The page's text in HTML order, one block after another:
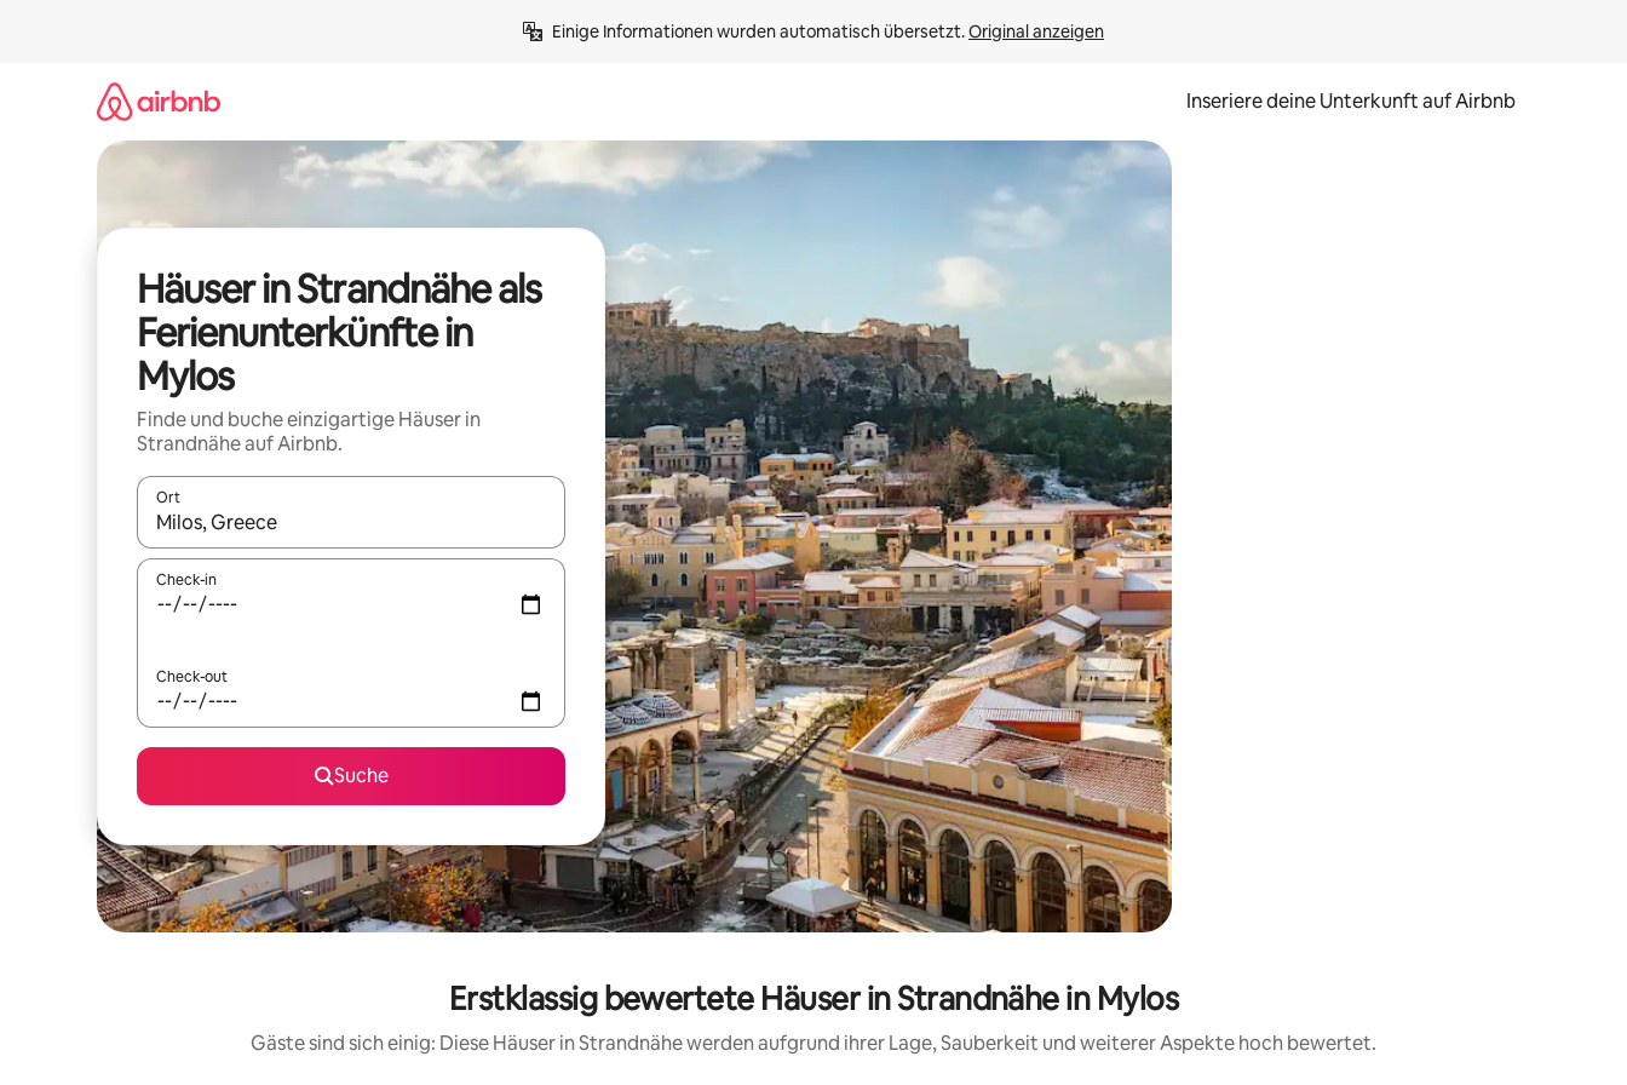
Einige Informationen wurden automatisch übersetzt. Original anzeigen
Inseriere deine Unterkunft auf Airbnb
Häuser in Strandnähe als
Ferienunterkünfte in
Mylos
Finde und buche einzigartige Häuser in
Strandnähe auf Airbnb.
Ort
Wenn Ergebnisse verfügbar sind, navigiere mit den Pfeiltasten nach oben und unten oder erkunde die Ergebnisse durch Berühren oder Wischgesten.
Check-in
Check-out
Suche
Erstklassig bewertete Häuser in Strandnähe in Mylos
Gäste sind sich einig: Diese Häuser in Strandnähe werden aufgrund ihrer Lage, Sauberkeit und weiterer Aspekte hoch bewertet.